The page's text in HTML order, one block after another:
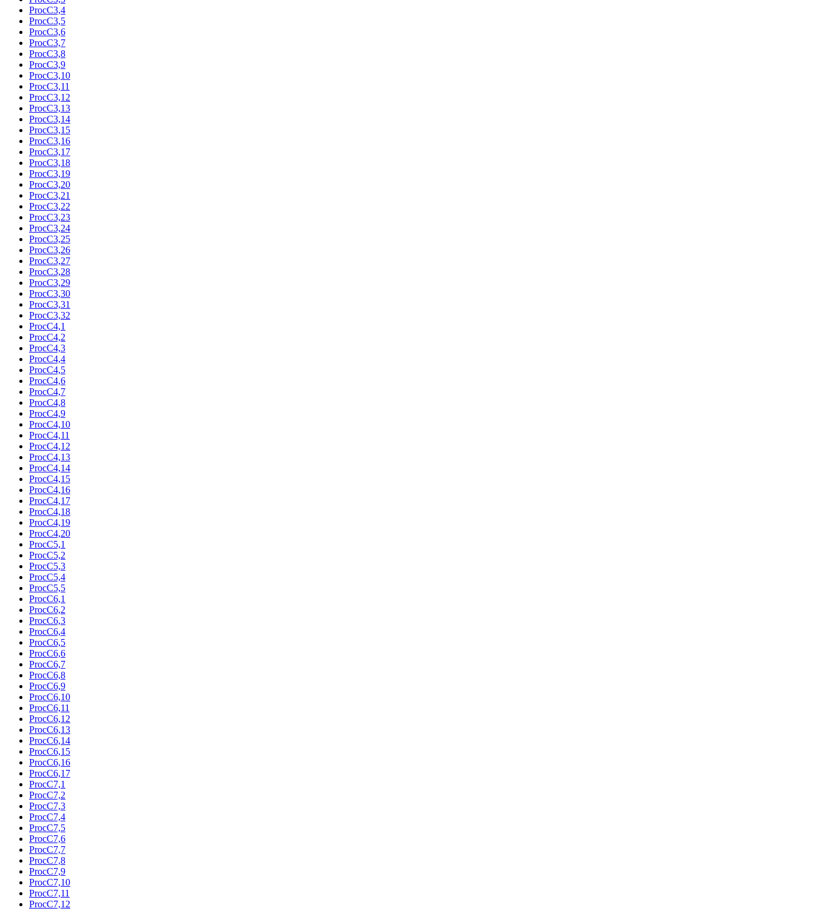
ProcC3,4
ProcC3,5
ProcC3,6
ProcC3,7
ProcC3,8
ProcC3,9
ProcC3,10
ProcC3,11
ProcC3,12
ProcC3,13
ProcC3,14
ProcC3,15
ProcC3,16
ProcC3,17
ProcC3,18
ProcC3,19
ProcC3,20
ProcC3,21
ProcC3,22
ProcC3,23
ProcC3,24
ProcC3,25
ProcC3,26
ProcC3,27
ProcC3,28
ProcC3,29
ProcC3,30
ProcC3,31
ProcC3,32
ProcC4,1
ProcC4,2
ProcC4,3
ProcC4,4
ProcC4,5
ProcC4,6
ProcC4,7
ProcC4,8
ProcC4,9
ProcC4,10
ProcC4,11
ProcC4,12
ProcC4,13
ProcC4,14
ProcC4,15
ProcC4,16
ProcC4,17
ProcC4,18
ProcC4,19
ProcC4,20
ProcC5,1
ProcC5,2
ProcC5,3
ProcC5,4
ProcC5,5
ProcC6,1
ProcC6,2
ProcC6,3
ProcC6,4
ProcC6,5
ProcC6,6
ProcC6,7
ProcC6,8
ProcC6,9
ProcC6,10
ProcC6,11
ProcC6,12
ProcC6,13
ProcC6,14
ProcC6,15
ProcC6,16
ProcC6,17
ProcC7,1
ProcC7,2
ProcC7,3
ProcC7,4
ProcC7,5
ProcC7,6
ProcC7,7
ProcC7,8
ProcC7,9
ProcC7,10
ProcC7,11
ProcC7,12